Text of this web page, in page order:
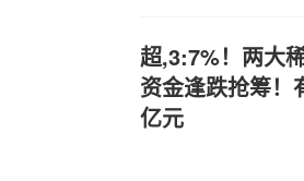
超,3:7%！两大
资金逢跌抢筹！
亿元